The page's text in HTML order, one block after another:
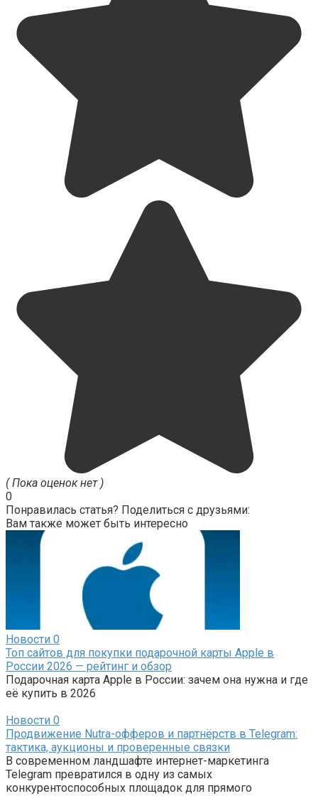
( Пока оценок нет )
0
Понравилась статья? Поделиться с друзьями:
Вам также может быть интересно
Новости 0
Топ сайтов для покупки подарочной карты Apple в
России 2026 — рейтинг и обзор
Подарочная карта Apple в России: зачем она нужна и где
её купить в 2026
Новости 0
Продвижение Nutra-офферов и партнёрств в Telegram:
тактика, аукционы и проверенные связки
В современном ландшафте интернет-маркетинга
Telegram превратился в одну из самых
конкурентоспособных площадок для прямого